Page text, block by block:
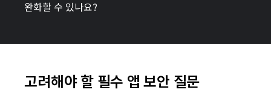
완화할 수 있나요?
고려해야 할 필수 앱 보안 질문